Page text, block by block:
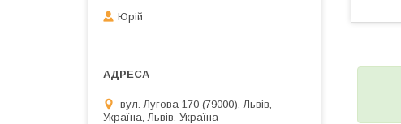
Юрій
вул. Лугова 170 (79000), Львів,
Україна, Львів, Україна